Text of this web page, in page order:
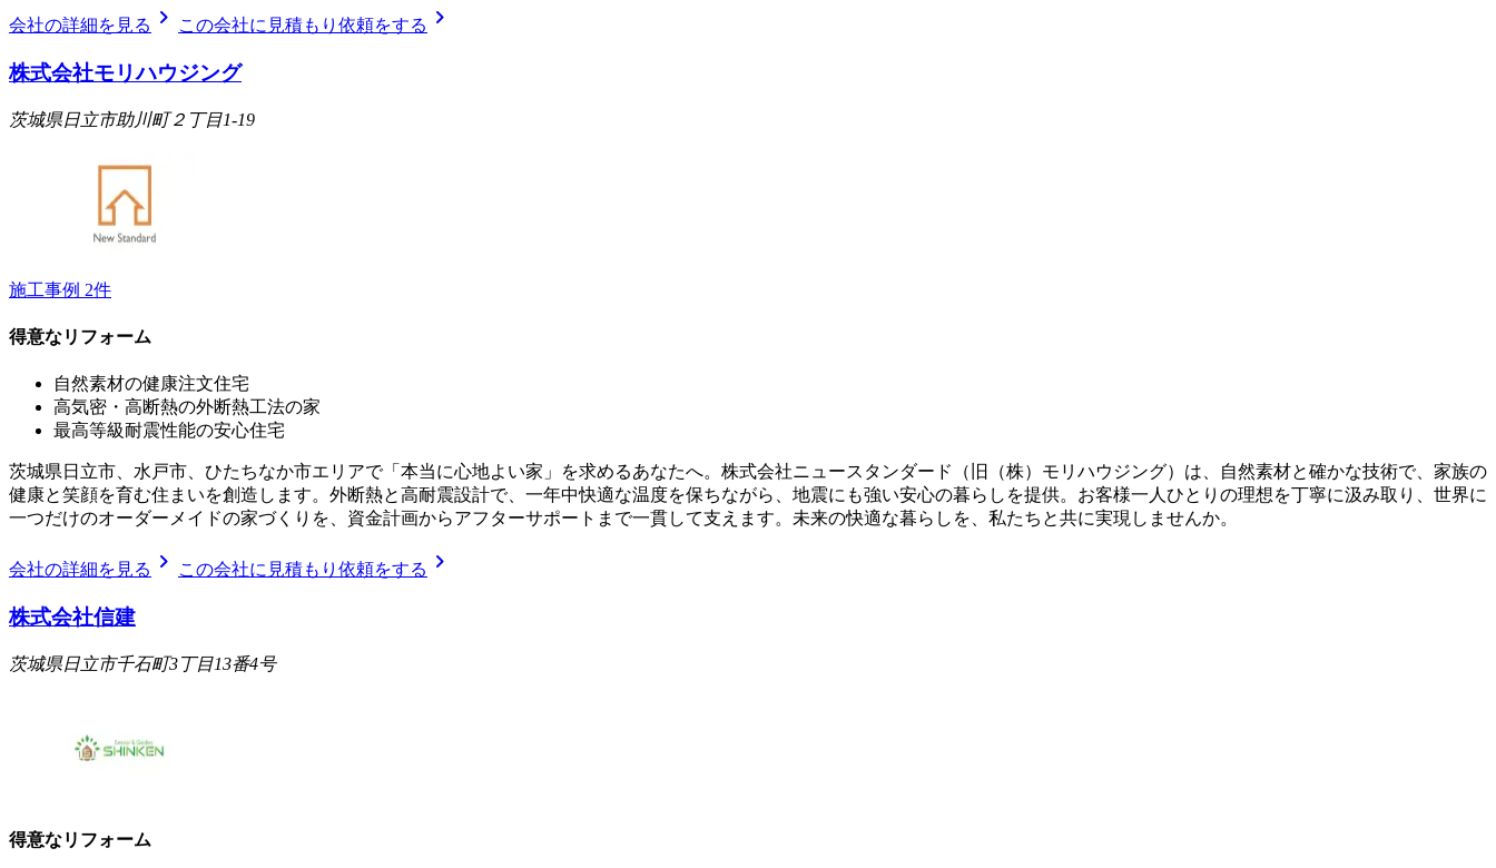
会社の詳細を見る chevron_right この会社に見積もり依頼をする chevron_right
株式会社モリハウジング
茨城県日立市助川町２丁目1-19
施工事例 2件
得意なリフォーム
自然素材の健康注文住宅
高気密・高断熱の外断熱工法の家
最高等級耐震性能の安心住宅
茨城県日立市、水戸市、ひたちなか市エリアで「本当に心地よい家」を求めるあなたへ。株式会社ニュースタンダード（旧（株）モリハウジング）は、自然素材と確かな技術で、家族の
健康と笑顔を育む住まいを創造します。外断熱と高耐震設計で、一年中快適な温度を保ちながら、地震にも強い安心の暮らしを提供。お客様一人ひとりの理想を丁寧に汲み取り、世界に
一つだけのオーダーメイドの家づくりを、資金計画からアフターサポートまで一貫して支えます。未来の快適な暮らしを、私たちと共に実現しませんか。
会社の詳細を見る chevron_right この会社に見積もり依頼をする chevron_right
株式会社信建
茨城県日立市千石町3丁目13番4号
得意なリフォーム